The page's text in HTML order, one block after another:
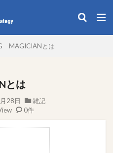
MAGICIANとは
とは
28日
雑記
0件
WinSCP